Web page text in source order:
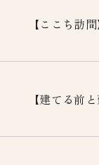
【ここち訪
【建てる前